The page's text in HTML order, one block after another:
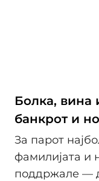
Болка, вина
банкрот и
За парот
фамилијата и
поддржале —